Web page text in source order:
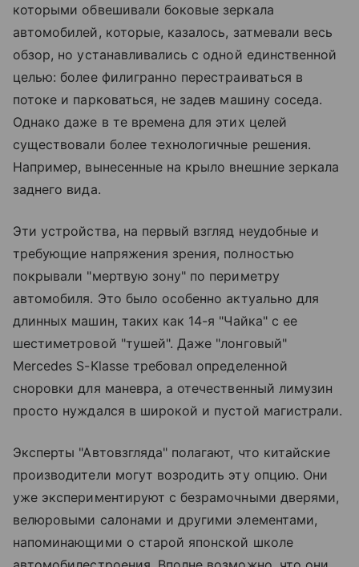
которыми обвешивали боковые зеркала
автомобилей, которые, казалось, затмевали весь
обзор, но устанавливались с одной единственной
целью: более филигранно перестраиваться в
потоке и парковаться, не задев машину соседа.
Однако даже в те времена для этих целей
существовали более технологичные решения.
Например, вынесенные на крыло внешние зеркала
заднего вида.
Эти устройства, на первый взгляд неудобные и
требующие напряжения зрения, полностью
покрывали "мертвую зону" по периметру
автомобиля. Это было особенно актуально для
длинных машин, таких как 14-я "Чайка" с ее
шестиметровой "тушей". Даже "лонговый"
Mercedes S-Klasse требовал определенной
сноровки для маневра, а отечественный лимузин
просто нуждался в широкой и пустой магистрали.
Эксперты "Автовзгляда" полагают, что китайские
производители могут возродить эту опцию. Они
уже экспериментируют с безрамочными дверями,
велюровыми салонами и другими элементами,
напоминающими о старой японской школе